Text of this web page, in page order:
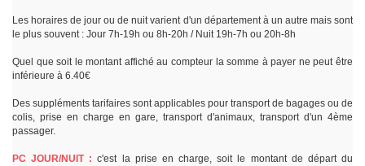
Les horaires de jour ou de nuit varient d'un département à un autre mais sont
le plus souvent : Jour 7h-19h ou 8h-20h / Nuit 19h-7h ou 20h-8h
Quel que soit le montant affiché au compteur la somme à payer ne peut être
inférieure à 6.40€
Des suppléments tarifaires sont applicables pour transport de bagages ou de
colis, prise en charge en gare, transport d'animaux, transport d'un 4ème
passager.
PC JOUR/NUIT : c'est la prise en charge, soit le montant de départ du